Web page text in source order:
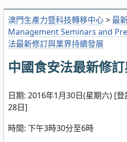
澳門生產力暨科技轉移中心> 最
Management Seminars and
法最新修訂與業界持續發展
中國食安法最新修
日期: 2016年1月30日(星期六) [
28日]
時間: 下午3時30分至6時